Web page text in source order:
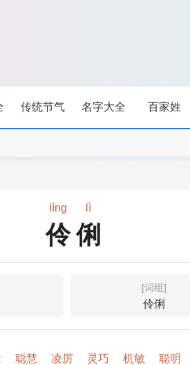
传统节气 名字大全 百家姓
líng lì
伶俐
[词组]
伶俐
聪慧 凌厉 灵巧 机敏 聪明